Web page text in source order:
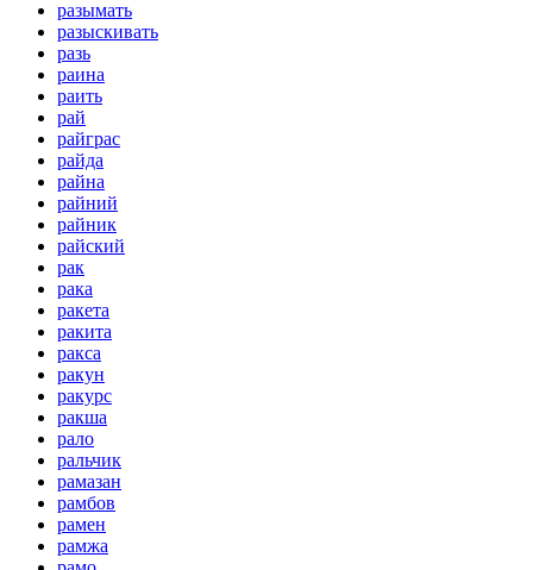
разымать
разыскивать
разь
раина
раить
рай
райграс
райда
райна
райний
райник
райский
рак
рака
ракета
ракита
ракса
ракун
ракурс
ракша
рало
ральчик
рамазан
рамбов
рамен
рамжа